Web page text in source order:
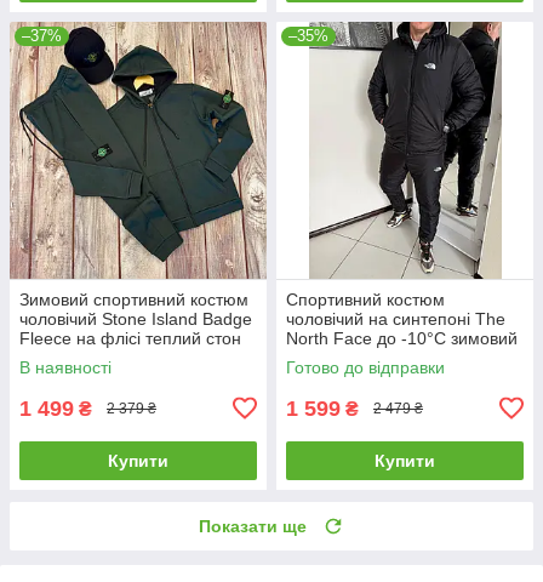
–37%
Зимовий спортивний костюм
чоловічий Stone Island Badge
Fleece на флісі теплий стон
айленд хакі
В наявності
1 499 ₴ 2 379 ₴
Купити
–35%
Спортивний костюм
чоловічий на синтепоні The
North Face до -10°C зимовий
теплий тнф чорний
Готово до відправки
1 599 ₴ 2 479 ₴
Купити
Показати ще